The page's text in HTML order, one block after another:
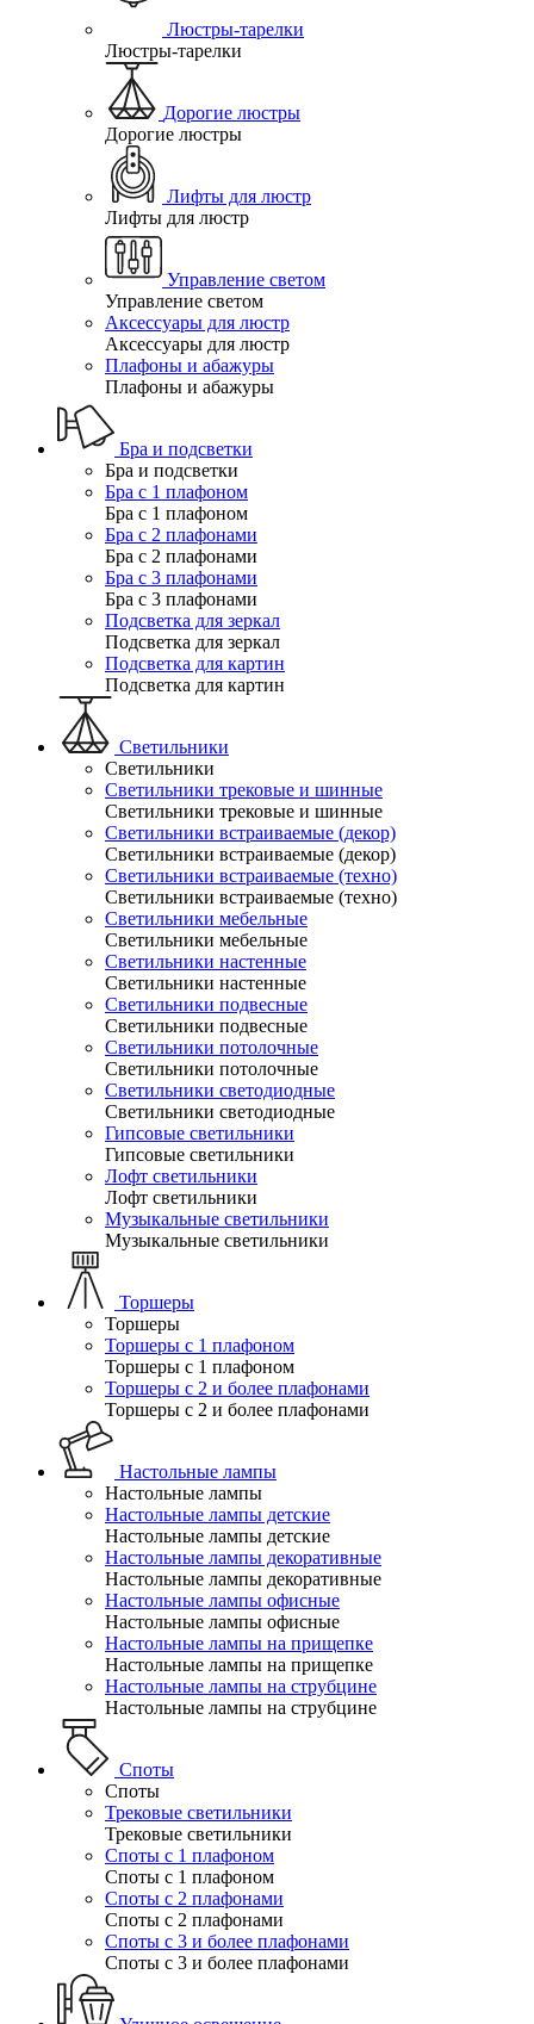
Люстры-тарелки
Люстры-тарелки
Дорогие люстры
Дорогие люстры
Лифты для люстр
Лифты для люстр
Управление светом
Управление светом
Аксессуары для люстр
Аксессуары для люстр
Плафоны и абажуры
Плафоны и абажуры
Бра и подсветки
Бра и подсветки
Бра с 1 плафоном
Бра с 1 плафоном
Бра с 2 плафонами
Бра с 2 плафонами
Бра с 3 плафонами
Бра с 3 плафонами
Подсветка для зеркал
Подсветка для зеркал
Подсветка для картин
Подсветка для картин
Светильники
Светильники
Светильники трековые и шинные
Светильники трековые и шинные
Светильники встраиваемые (декор)
Светильники встраиваемые (декор)
Светильники встраиваемые (техно)
Светильники встраиваемые (техно)
Светильники мебельные
Светильники мебельные
Светильники настенные
Светильники настенные
Светильники подвесные
Светильники подвесные
Светильники потолочные
Светильники потолочные
Светильники светодиодные
Светильники светодиодные
Гипсовые светильники
Гипсовые светильники
Лофт светильники
Лофт светильники
Музыкальные светильники
Музыкальные светильники
Торшеры
Торшеры
Торшеры с 1 плафоном
Торшеры с 1 плафоном
Торшеры с 2 и более плафонами
Торшеры с 2 и более плафонами
Настольные лампы
Настольные лампы
Настольные лампы детские
Настольные лампы детские
Настольные лампы декоративные
Настольные лампы декоративные
Настольные лампы офисные
Настольные лампы офисные
Настольные лампы на прищепке
Настольные лампы на прищепке
Настольные лампы на струбцине
Настольные лампы на струбцине
Споты
Споты
Трековые светильники
Трековые светильники
Споты с 1 плафоном
Споты с 1 плафоном
Споты с 2 плафонами
Споты с 2 плафонами
Споты с 3 и более плафонами
Споты с 3 и более плафонами